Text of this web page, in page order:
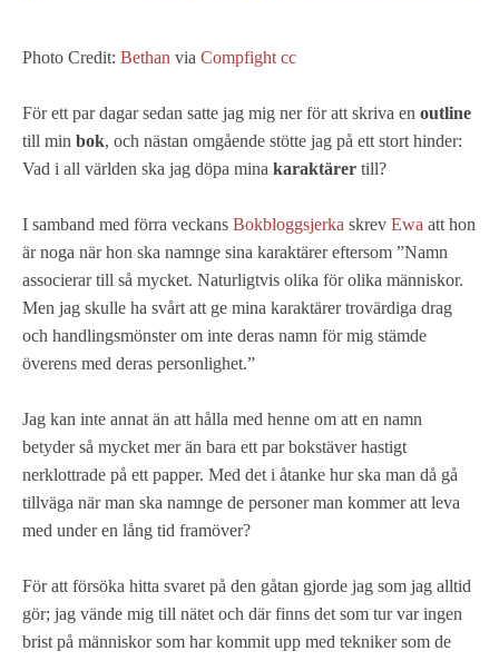
Photo Credit: Βethan via Compfight cc
För ett par dagar sedan satte jag mig ner för att skriva en outline
till min bok, och nästan omgående stötte jag på ett stort hinder:
Vad i all världen ska jag döpa mina karaktärer till?
I samband med förra veckans Bokbloggsjerka skrev Ewa att hon
är noga när hon ska namnge sina karaktärer eftersom ”Namn
associerar till så mycket. Naturligtvis olika för olika människor.
Men jag skulle ha svårt att ge mina karaktärer trovärdiga drag
och handlingsmönster om inte deras namn för mig stämde
överens med deras personlighet.”
Jag kan inte annat än att hålla med henne om att en namn
betyder så mycket mer än bara ett par bokstäver hastigt
nerklottrade på ett papper. Med det i åtanke hur ska man då gå
tillväga när man ska namnge de personer man kommer att leva
med under en lång tid framöver?
För att försöka hitta svaret på den gåtan gjorde jag som jag alltid
gör; jag vände mig till nätet och där finns det som tur var ingen
brist på människor som har kommit upp med tekniker som de